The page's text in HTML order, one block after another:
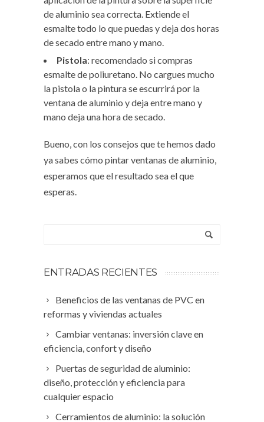
de aluminio sea correcta. Extiende el
esmalte todo lo que puedas y deja dos horas
de secado entre mano y mano.
Pistola: recomendado si compras
esmalte de poliuretano. No cargues mucho
la pistola o la pintura se escurrirá por la
ventana de aluminio y deja entre mano y
mano deja una hora de secado.
Bueno, con los consejos que te hemos dado
ya sabes cómo pintar ventanas de aluminio,
esperamos que el resultado sea el que
esperas.
ENTRADAS RECIENTES
Beneficios de las ventanas de PVC en
reformas y viviendas actuales
Cambiar ventanas: inversión clave en
eficiencia, confort y diseño
Puertas de seguridad de aluminio:
diseño, protección y eficiencia para
cualquier espacio
Cerramientos de aluminio: la solución